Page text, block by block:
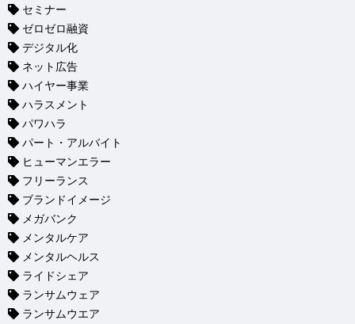
セミナー
ゼロゼロ融資
デジタル化
ネット広告
ハイヤー事業
ハラスメント
パワハラ
パート・アルバイト
ヒューマンエラー
フリーランス
ブランドイメージ
メガバンク
メンタルケア
メンタルヘルス
ライドシェア
ランサムウェア
ランサムウエア